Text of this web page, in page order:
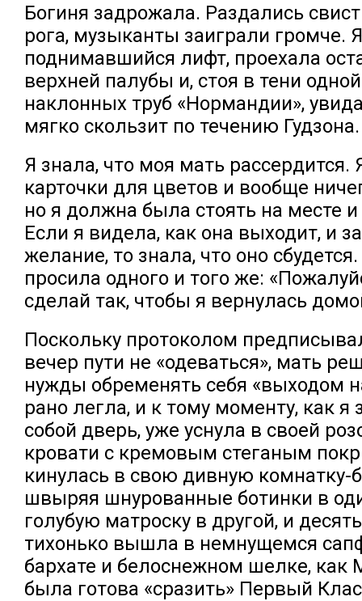
Богиня задрожала. Раздались
рога, музыканты заиграли громче.
поднимавшийся лифт, проехала
верхней палубы и, стоя в тени
наклонных труб «Нормандии»,
мягко скользит по течению Гудзона.
Я знала, что моя мать рассердится.
карточки для цветов и вообще
но я должна была стоять на месте
Если я видела, как она выходит, и
желание, то знала, что оно
просила одного и того же:
сделай так, чтобы я вернулась
Поскольку протоколом
вечер пути не «одеваться», мать
нужды обременять себя «выходом
рано легла, и к тому моменту, как я
собой дверь, уже уснула в своей
кровати с кремовым стеганым
кинулась в свою дивную комнатку-
швыряя шнурованные ботинки в
голубую матроску в другой, и
тихонько вышла в немнущемся
бархате и белоснежном шелке,
была готова «сразить» Первый